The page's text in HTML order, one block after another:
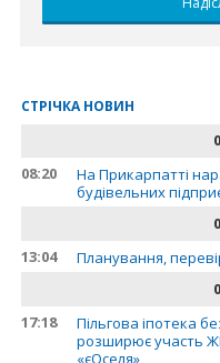
СТРІЧКА НОВИН
08:20
На Прикарпатті
будівельних
13:04
Планування,
17:18
Пільгова іпотека
розширює участь
«єОселя»